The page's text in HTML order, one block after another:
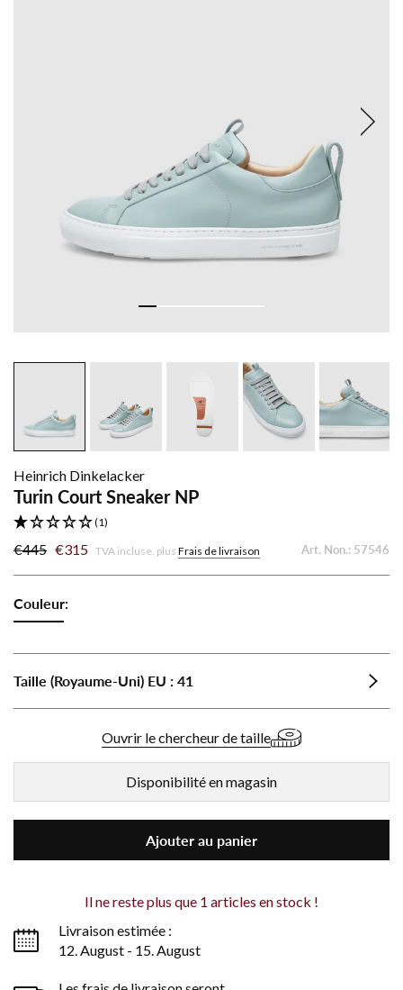
Heinrich Dinkelacker
Turin Court Sneaker NP
(1)
€445 €315 TVA incluse. plus Frais de livraison Art. Non.: 57546
Couleur:
Court
NP
-
Taille (Royaume-Uni) EU : 41
Ouvrir le chercheur de taille
Disponibilité en magasin
Ajouter au panier
Il ne reste plus que 1 articles en stock !
Livraison estimée :
12. August - 15. August